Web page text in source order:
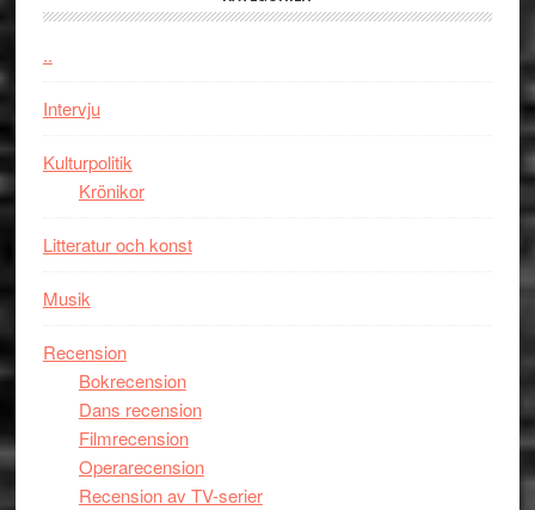
kan
..
Intervju
Kulturpolitik
Krönikor
Litteratur och konst
Musik
Recension
Bokrecension
Dans recension
Filmrecension
Operarecension
Recension av TV-serier